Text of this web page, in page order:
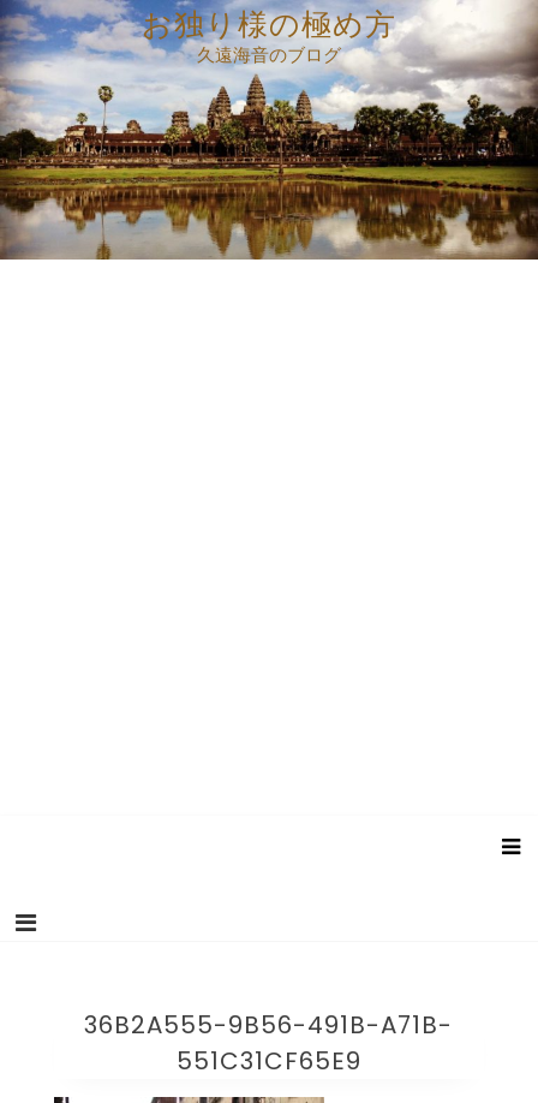
コ
ン
テ
ン
ツ
へ
ス
キ
ッ
お独り様の極め方
久遠海音のブログ
36B2A555-9B56-491B-A71B-
551C31CF65E9